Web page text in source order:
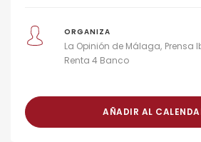
ORGANIZA
La Opinión de Málaga Prensa
Renta 4 Banco
AÑADIR AL